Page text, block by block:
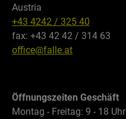
Austria
+43 4242 / 325 40
fax: +43 42 42 / 314 63
office@falle.at
Öffnungszeiten Geschäft
Montag - Freitag: 9 - 18 Uhr